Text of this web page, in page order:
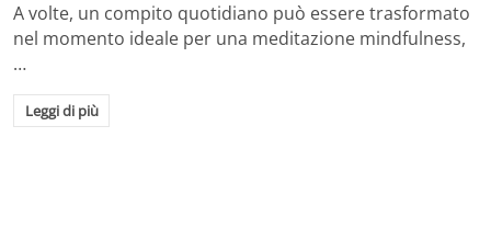
A volte, un compito quotidiano può essere trasformato
nel momento ideale per una meditazione mindfulness,
…
Leggi di più